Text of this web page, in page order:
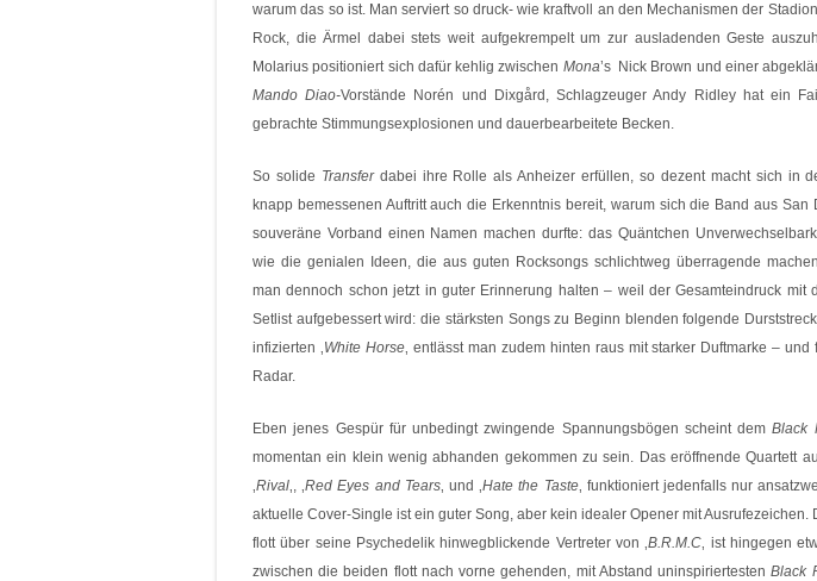
warum das so ist. Man serviert so druck- wie kraftvoll an den Mechanismen der
Rock, die Ärmel dabei stets weit aufgekrempelt um zur ausladenden Geste
Molarius positioniert sich dafür kehlig zwischen Mona’s Nick Brown und einer
Mando Diao-Vorstände Norén und Dixgård, Schlagzeuger Andy Ridley hat ein
gebrachte Stimmungsexplosionen und dauerbearbeitete Becken.
So solide Transferdabei ihre Rolle als Anheizer erfüllen, so dezent macht sich in
knapp bemessenen Auftritt auch die Erkenntnis bereit, warum sich die Band aus San
souveräne Vorband einen Namen machen durfte: das Quäntchen
wie die genialen Ideen, die aus guten Rocksongs schlichtweg überragende
man dennoch schon jetzt in guter Erinnerung halten – weil der Gesamteindruck mit
Setlist aufgebessert wird: die stärksten Songs zu Beginn blenden folgende
infizierten ‚White Horse‚ entlässt man zudem hinten raus mit starker Duftmarke –
Radar.
Eben jenes Gespür für unbedingt zwingende Spannungsbögen scheint demBlack
momentan ein klein wenig abhanden gekommen zu sein. Das eröffnende Quartett
‚Rival‚, ‚Red Eyes and Tears‚ und ‚Hate the Taste‚ funktioniert jedenfalls nur
aktuelle Cover-Single ist ein guter Song, aber kein idealer Opener mit Ausrufezeichen.
flott über seine Psychedelik hinwegblickende Vertreter von ‚B.R.M.C‚ ist hingegen
zwischen die beiden flott nach vorne gehenden, mit Abstand uninspiriertestenBlack